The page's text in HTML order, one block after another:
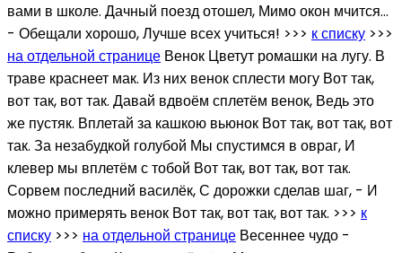
вами в школе. Дачный поезд отошел, Мимо окон мчится…
- Обещали хорошо, Лучше всех учиться! >>> к списку >>>
на отдельной странице Венок Цветут ромашки на лугу. В
траве краснеет мак. Из них венок сплести могу Вот так,
вот так, вот так. Давай вдвоём сплетём венок, Ведь это
же пустяк. Вплетай за кашкою вьюнок Вот так, вот так, вот
так. За незабудкой голубой Мы спустимся в овраг, И
клевер мы вплетём с тобой Вот так, вот так, вот так.
Сорвем последний василёк, С дорожки сделав шаг, - И
можно примерять венок Вот так, вот так, вот так. >>> к
списку >>> на отдельной странице Весеннее чудо -